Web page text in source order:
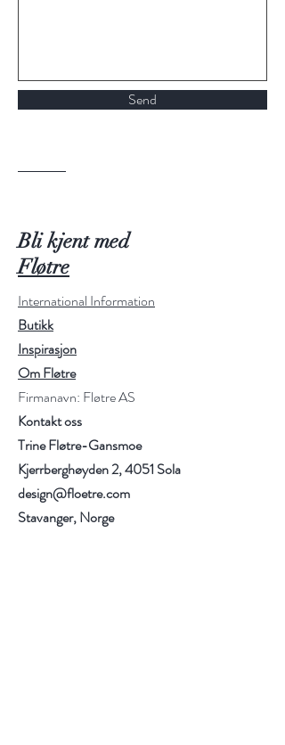
Send
Bli kjent med
Fløtre
International Information
Butikk
Inspirasjon
Om Fløtre
Firmanavn: Fløtre AS
Kontakt oss
Trine Fløtre-Gansmoe
Kjerrberghøyden 2, 4051 Sola
design@floetre.com
Stavanger, Norge